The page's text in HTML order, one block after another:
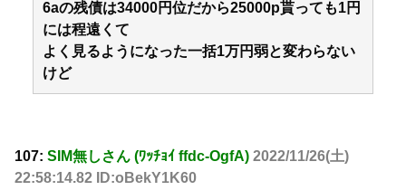
6aの残債は34000円位だから25000p貰っても1円
には程遠くて
よく見るようになった一括1万円弱と変わらない
けど
107: SIM無しさん (ﾜｯﾁｮｲ ffdc-OgfA) 2022/11/26(土)
22:58:14.82 ID:oBekY1K60